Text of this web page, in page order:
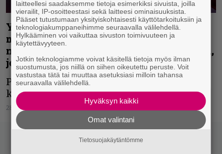
Ystävät ja kollegat muistavat
menehtynyttä Metal Church -
nokkamiestä somessa – ”Hieno ihminen,
joka lähti aivan liian varhain”
Poliisiraporttien mukaan Mike Howen
kuolemaan ei liity päihdeaineita.
28.07.2021
laitteellesi saadaksemme tietoja esimerkiksi sivuista, joilla
vierailit, IP-osoitteestasi sekä laitteesi ominaisuuksista.
Pääset tutustumaan yksityiskohtaisesti käyttötarkoituksiin ja
teknologiakumppaneihimme seuraavalla välilehdellä.
Hylkääminen voi vaikuttaa sivuston toimivuuteen ja
käytettävyyteen.
Jotkin teknologiamme voivat käsitellä tietoja myös ilman
suostumusta, jos niillä on siihen oikeutettu peruste. Voit
vastustaa tätä tai muuttaa asetuksiasi milloin tahansa
seuraavalla välilehdellä.
Hyväksyn kaikki
Omat valintani
Tietosuojakäytäntömme